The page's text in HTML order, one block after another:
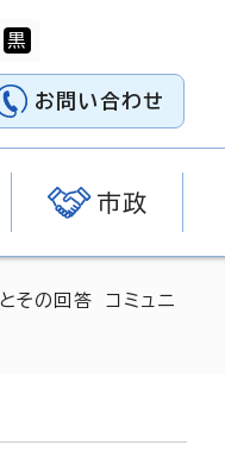
お問い合わせ
市政
その回答 コミュニ